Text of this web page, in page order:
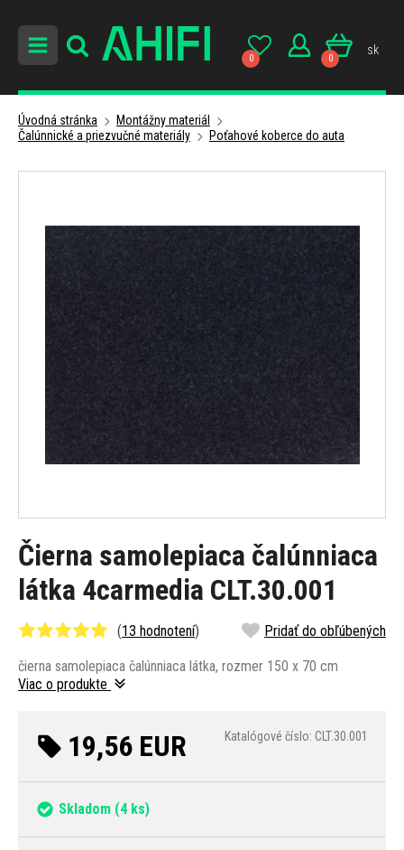
0 0
sk
Úvodná stránka
Montážny materiál
Čalúnnické a priezvučné materiály
Poťahové koberce do auta
Čierna samolepiaca čalúnniaca
látka 4carmedia CLT.30.001
(13 hodnotení) Pridať do obľúbených
čierna samolepiaca čalúnniaca látka, rozmer 150 x 70 cm
Viac o produkte
19,56 EUR Katalógové číslo: CLT.30.001
Skladom (4 ks)